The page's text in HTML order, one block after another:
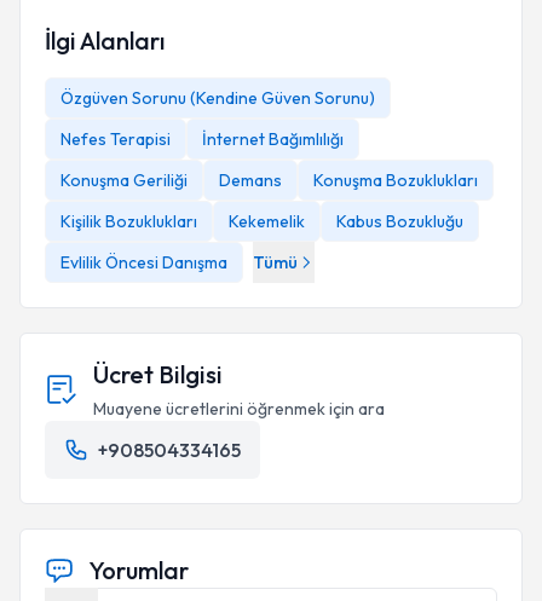
İlgi Alanları
Özgüven Sorunu (Kendine Güven Sorunu)
Nefes Terapisi
İnternet Bağımlılığı
Konuşma Geriliği
Demans
Konuşma Bozuklukları
Kişilik Bozuklukları
Kekemelik
Kabus Bozukluğu
Evlilik Öncesi Danışma
Tümü
Ücret Bilgisi
Muayene ücretlerini öğrenmek için ara
+908504334165
Yorumlar